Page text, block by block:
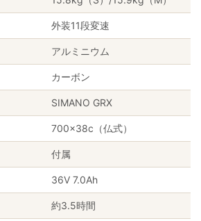
外装11段変速
アルミニウム
カーボン
SIMANO GRX
700×38c（仏式）
付属
36V 7.0Ah
約3.5時間